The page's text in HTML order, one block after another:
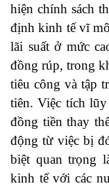
hiện chính sách
định kinh tế vĩ
lãi suất ở mức
đồng rúp, trong
tiêu công và tập
tiên. Việc tích
đồng tiền thay
động từ việc bị
biệt quan trọng
kinh tế với các